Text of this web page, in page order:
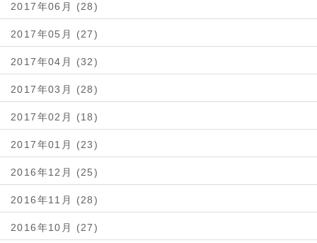
2017年06月 (28)
2017年05月 (27)
2017年04月 (32)
2017年03月 (28)
2017年02月 (18)
2017年01月 (23)
2016年12月 (25)
2016年11月 (28)
2016年10月 (27)